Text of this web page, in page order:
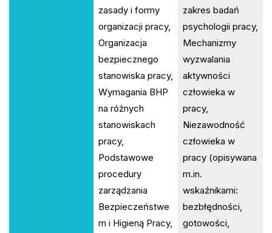
zasady i formy
organizacji pracy,
Organizacja
bezpiecznego
stanowiska pracy,
Wymagania BHP
na różnych
stanowiskach
pracy,
Podstawowe
procedury
zarządzania
Bezpieczeństwe
m i Higieną Pracy,
zakres badań
psychologii pracy,
Mechanizmy
wyzwalania
aktywności
człowieka w
pracy,
Niezawodność
człowieka w
pracy (opisywana
m.in.
wskaźnikami:
bezbłędności,
gotowości,